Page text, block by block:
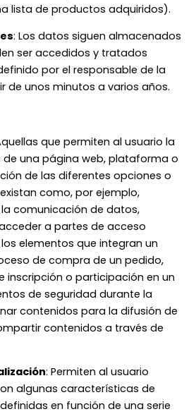
lista de productos adquiridos).
: Los datos siguen almacenados
ser accedidos y tratados
por el responsable de la
de unos minutos a varios años.
que permiten al usuario la
una página web, plataforma o
de las diferentes opciones o
como, por ejemplo,
comunicación de datos,
a partes de acceso
elementos que integran un
de compra de un pedido,
inscripción o participación en un
de seguridad durante la
contenidos para la difusión de
contenidos a través de
: Permiten al usuario
algunas características de
en función de una serie